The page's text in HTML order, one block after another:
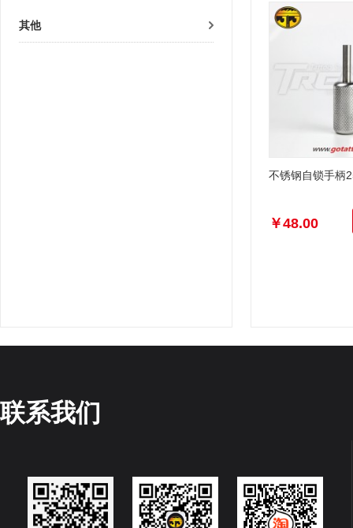
其他
不锈钢自锁手柄
￥48.00
联系我们